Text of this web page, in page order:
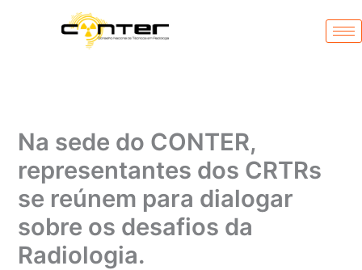
Na sede do CONTER,
representantes dos CRTRs
se reúnem para dialogar
sobre os desafios da
Radiologia.